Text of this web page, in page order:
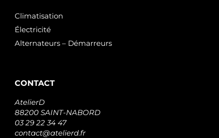
Climatisation
Électricité
Alternateurs – Démarreurs
CONTACT
AtelierD
88200 SAINT-NABORD
03 29 22 34 47
contact@atelierd.fr